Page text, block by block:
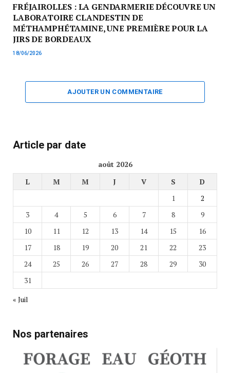
FRÉJAIROLLES : LA GENDARMERIE DÉCOUVRE UN
LABORATOIRE CLANDESTIN DE
MÉTHAMPHÉTAMINE, UNE PREMIÈRE POUR LA
JIRS DE BORDEAUX
18/06/2026
AJOUTER UN COMMENTAIRE
Article par date
août 2026
L
M M J V S
D
1
2
3
4 5 6 7 8
9
10
11 12 13 14 15
16
17
18 19 20 21 22
23
24
25 26 27 28 29
30
31
« Juil
Nos partenaires